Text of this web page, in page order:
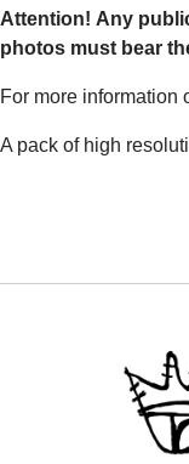
Attention! Any
photos must bear
For more information
A pack of high